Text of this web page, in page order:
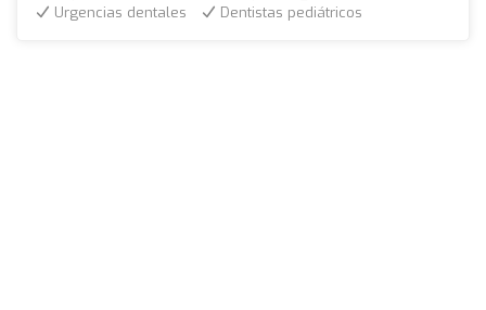
Urgencias dentales
Dentistas pediátricos